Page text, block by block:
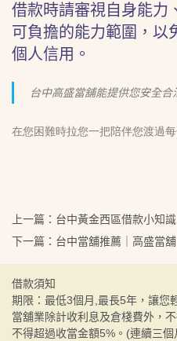
借款時請審視自身能力
可負擔的能力範圍，以
個人信用。
台中高盛當舖能提供您安全合
在您困難時拉您一把陪伴您渡過
上一篇： 台中黃金西區借款小知識
下一篇： 台中當舖推薦｜高盛當
借款須知
期限：最低3個月,最長5年，讓您
當舖業除計收利息及倉棧費外，
不得超過收當金額5%。(連續三個